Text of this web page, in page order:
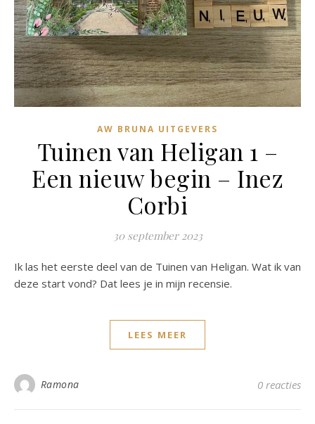
AW BRUNA UITGEVERS
Tuinen van Heligan 1 –
Een nieuw begin – Inez
Corbi
30 september 2023
Ik las het eerste deel van de Tuinen van Heligan. Wat ik van
deze start vond? Dat lees je in mijn recensie.
LEES MEER
Ramona 0 reacties